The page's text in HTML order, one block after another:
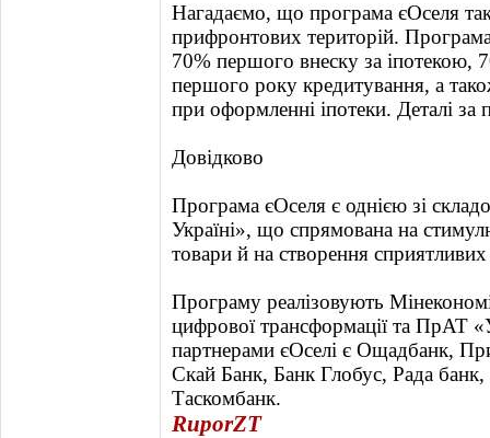
Нагадаємо, що програма єОселя
прифронтових територій.
70% першого внеску за іпотекою,
першого року кредитування, а
при оформленні іпотеки. Деталі за
Довідково
Програма єОселя є однією зі
Україні», що спрямована на
товари й на створення
Програму реалізовують
цифрової трансформації та ПрАТ
партнерами єОселі є Ощадбанк,
Скай Банк, Банк Глобус, Рада
Таскомбанк.
RuporZT